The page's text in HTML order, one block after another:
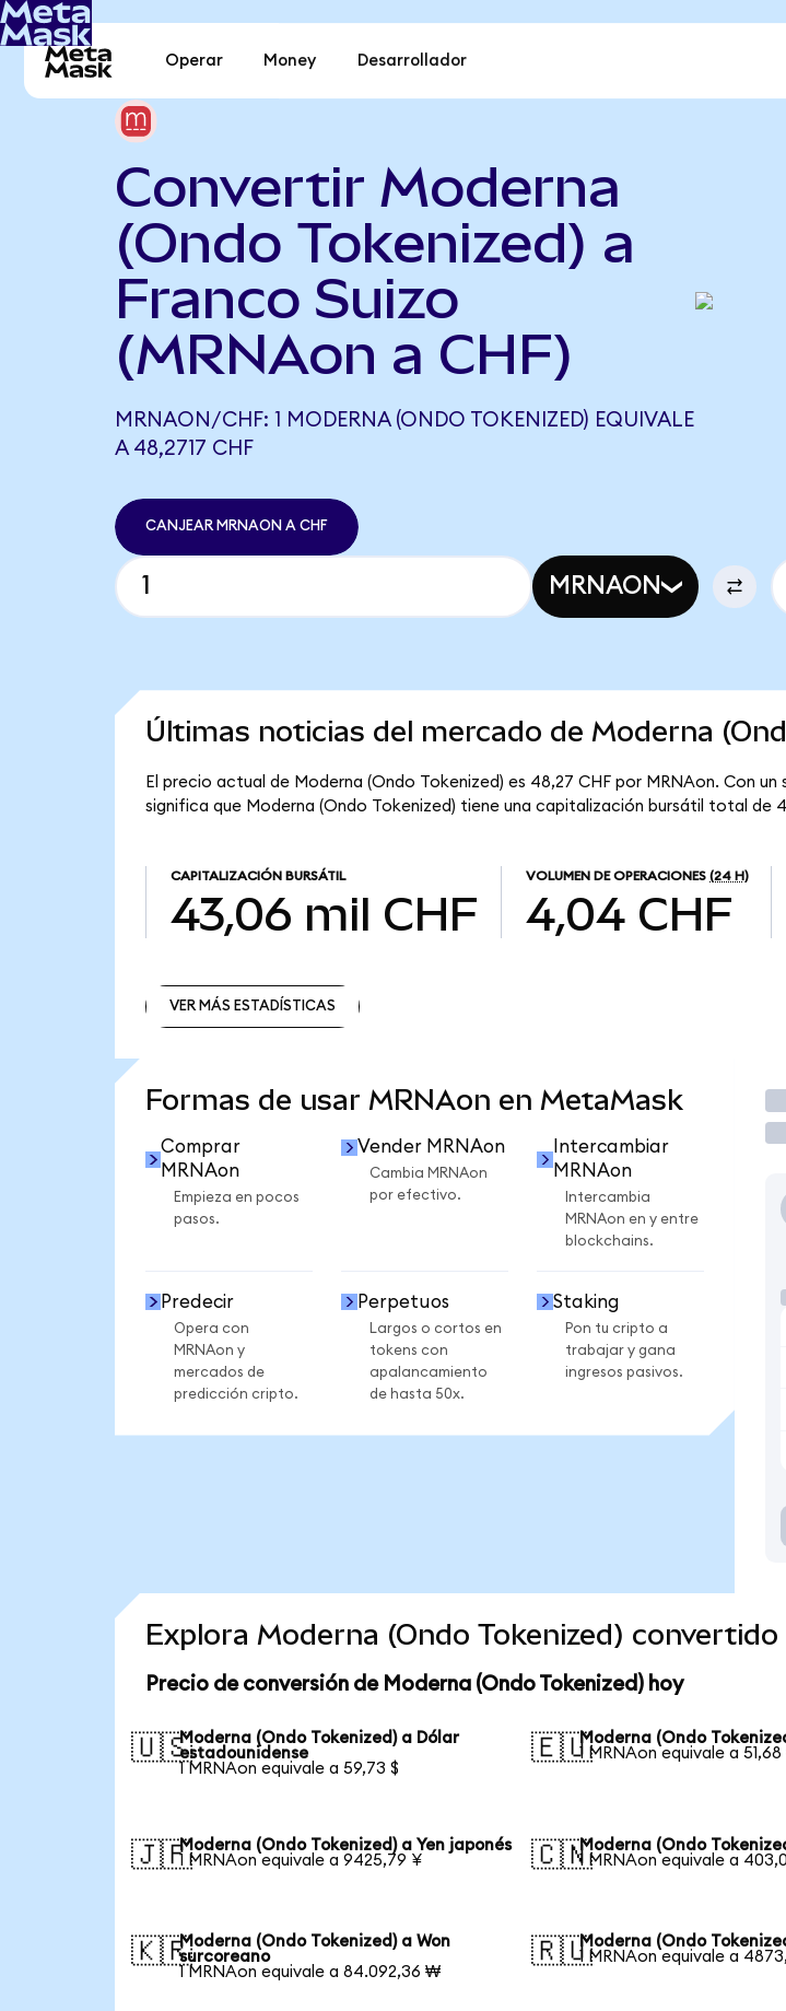
Operar Money Desarrollador
Convertir Moderna
(Ondo Tokenized) a
Franco Suizo
(MRNAon a CHF)
MRNAON/CHF: 1 MODERNA (ONDO TOKENIZED) EQUIVALE
A 48,2717 CHF
CANJEAR MRNAON A CHF
MRNAON
Últimas noticias del mercado de Moderna
El precio actual de Moderna (Ondo Tokenized) es 48,27 CHF por MRNAon. Con un
significa que Moderna (Ondo Tokenized) tiene una capitalización bursátil total de
CAPITALIZACIÓN BURSÁTIL
43,06 mil CHF
VOLUMEN DE OPERACIONES (24 H)
4,04 CHF
VER MÁS ESTADÍSTICAS
Formas de usar MRNAon en MetaMask
Comprar
MRNAon
Empieza en pocos
pasos.
Vender MRNAon
Cambia MRNAon
por efectivo.
Intercambiar
MRNAon
Intercambia
MRNAon en y entre
blockchains.
Predecir
Opera con
MRNAon y
mercados de
predicción cripto.
Perpetuos
Largos o cortos en
tokens con
apalancamiento
de hasta 50x.
Staking
Pon tu cripto a
trabajar y gana
ingresos pasivos.
Explora Moderna (Ondo Tokenized)
Precio de conversión de Moderna (Ondo Tokenized) hoy
🇺🇸Moderna (Ondo Tokenized) a Dólar
estadounidense
1 MRNAon equivale a 59,73 $
🇪🇺Moderna (Ondo
1 MRNAon equivale a
🇯🇵Moderna (Ondo Tokenized) a Yen japonés
1 MRNAon equivale a 9425,79 ¥
🇨🇳Moderna (Ondo
1 MRNAon equivale a
🇰🇷Moderna (Ondo Tokenized) a Won
surcoreano
1 MRNAon equivale a 84.092,36 ₩
🇷🇺Moderna (Ondo
1 MRNAon equivale a